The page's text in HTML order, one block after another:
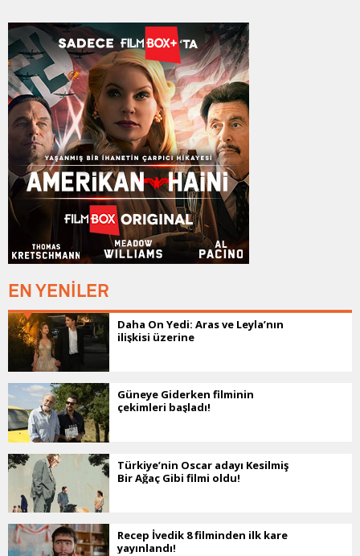
EN YENİLER
Daha On Yedi: Aras ve Leyla’nın
ilişkisi üzerine
Güneye Giderken filminin
çekimleri başladı!
Türkiye’nin Oscar adayı Kesilmiş
Bir Ağaç Gibi filmi oldu!
Recep İvedik 8 filminden ilk kare
yayınlandı!